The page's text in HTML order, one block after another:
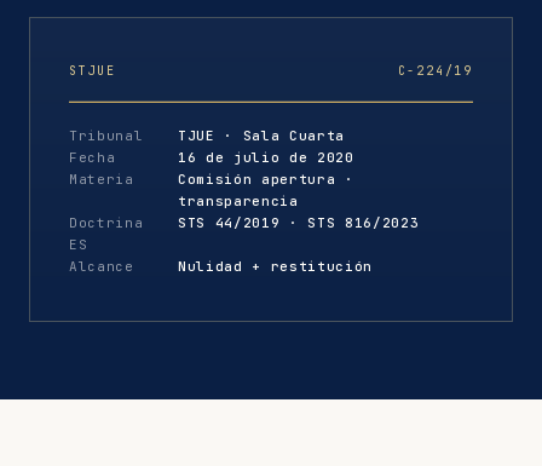
STJUE C-224/19
Tribunal
TJUE · Sala Cuarta
Fecha
16 de julio de 2020
Materia
Comisión apertura ·
transparencia
Doctrina
ES
STS 44/2019 · STS 816/2023
Alcance Nulidad + restitución